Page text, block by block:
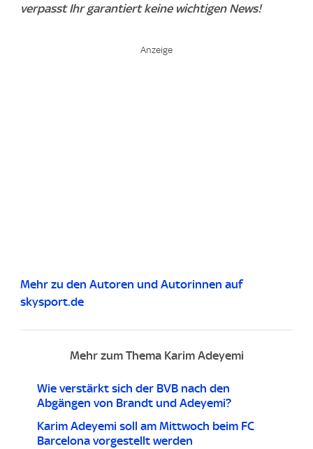
verpasst Ihr garantiert keine wichtigen News!
Mehr zu den Autoren und Autorinnen auf
skysport.de
Mehr zum Thema Karim Adeyemi
Wie verstärkt sich der BVB nach den
Abgängen von Brandt und Adeyemi?
Karim Adeyemi soll am Mittwoch beim FC
Barcelona vorgestellt werden